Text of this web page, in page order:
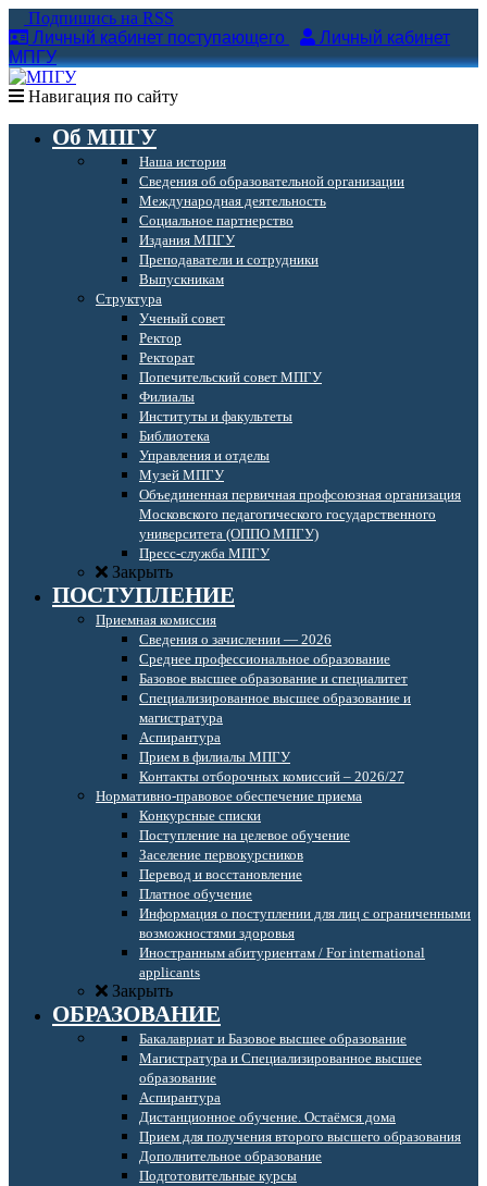
Подпишись на RSS
Личный кабинет поступающего
Личный кабинет
МПГУ
Навигация по сайту
Об МПГУ
Наша история
Сведения об образовательной организации
Международная деятельность
Социальное партнерство
Издания МПГУ
Преподаватели и сотрудники
Выпускникам
Структура
Ученый совет
Ректор
Ректорат
Попечительский совет МПГУ
Филиалы
Институты и факультеты
Библиотека
Управления и отделы
Музей МПГУ
Объединенная первичная профсоюзная организация
Московского педагогического государственного
университета (ОППО МПГУ)
Пресс-служба МПГУ
Закрыть
ПОСТУПЛЕНИЕ
Приемная комиссия
Сведения о зачислении — 2026
Среднее профессиональное образование
Базовое высшее образование и специалитет
Специализированное высшее образование и
магистратура
Аспирантура
Прием в филиалы МПГУ
Контакты отборочных комиссий – 2026/27
Нормативно-правовое обеспечение приема
Конкурсные списки
Поступление на целевое обучение
Заселение первокурсников
Перевод и восстановление
Платное обучение
Информация о поступлении для лиц с ограниченными
возможностями здоровья
Иностранным абитуриентам / For international
applicants
Закрыть
ОБРАЗОВАНИЕ
Бакалавриат и Базовое высшее образование
Магистратура и Специализированное высшее
образование
Аспирантура
Дистанционное обучение. Остаёмся дома
Прием для получения второго высшего образования
Дополнительное образование
Подготовительные курсы